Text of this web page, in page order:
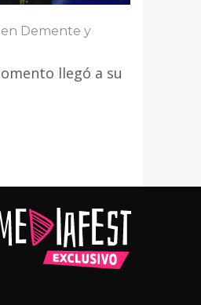
Demente y
llegó a su